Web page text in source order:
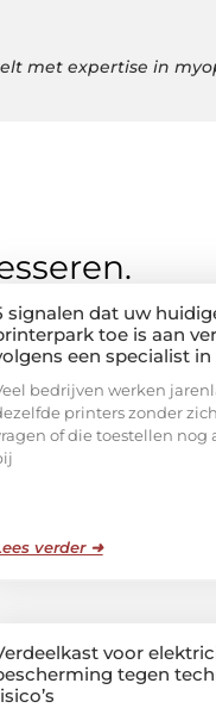
met expertise in
signalen dat uw
toe is aan
een specialist
bedrijven werken
printers zonder
of die toestellen nog
verder ➜
voor
tegen